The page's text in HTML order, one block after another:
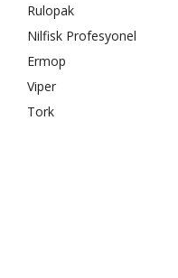
Rulopak
Nilfisk Profesyonel
Ermop
Viper
Tork